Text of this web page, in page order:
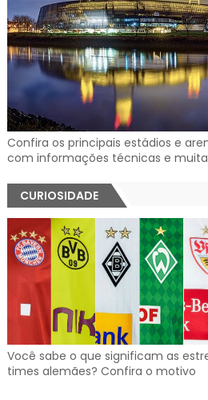
Confira os principais estádios e
com informações técnicas e
CURIOSIDADE
Você sabe o que significam as
times alemães? Confira o motivo